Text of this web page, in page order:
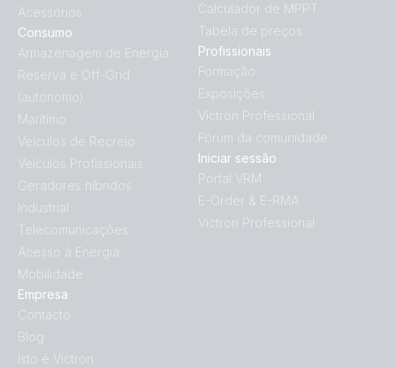
Acessórios
Consumo
Armazenagem de Energia
Reserva e Off-Grid
(autonomo)
Marítimo
Veículos de Recreio
Veículos Profissionais
Geradores híbridos
Industrial
Telecomunicações
Acesso à Energia
Mobilidade
Empresa
Contacto
Blog
Isto é Victron
Calculador de MPPT
Tabela de preços
Profissionais
Formação
Exposições
Victron Professional
Fórum da comunidade
Iniciar sessão
Portal VRM
E-Order & E-RMA
Victron Professional